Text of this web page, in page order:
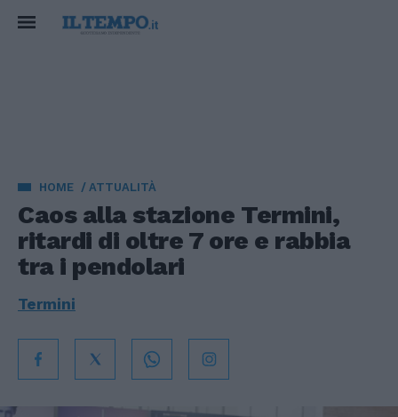
HOME ATTUALITÀ
Caos alla stazione Termini,
ritardi di oltre 7 ore e rabbia
tra i pendolari
Termini